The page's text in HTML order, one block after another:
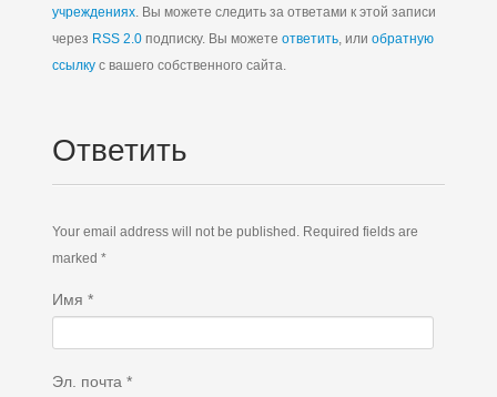
учреждениях. Вы можете следить за ответами к этой записи
через RSS 2.0подписку. Вы можете ответить, или обратную
ссылкус вашего собственного сайта.
Ответить
Your email address will not be published. Required fields are
marked *
Имя *
Эл. почта *